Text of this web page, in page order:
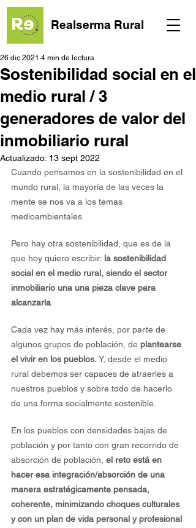
Realserma Rural
Sostenibilidad social en el
medio rural / 3
generadores de valor del
inmobiliario rural
26 dic 2021 4 min de lectura
Actualizado: 13 sept 2022
Cuando pensamos en la sostenibilidad en el
mundo rural, la mayoría de las veces la
mente se nos va a los temas
medioambientales.
Pero hay otra sostenibilidad, que es de la
que hoy quiero escribir: la sostenibilidad
social en el medio rural, siendo el sector
inmobiliario una una pieza clave para
alcanzarla
Cada vez hay más interés, por parte de
algunos grupos de población, de plantearse
el vivir en los pueblos. Y, desde el medio
rural debemos ser capaces de atraerles a
nuestros pueblos y sobre todo de hacerlo
de una forma socialmente sostenible.
En los pueblos con densidades bajas de
población y por tanto con gran recorrido de
absorción de población, el reto está en
hacer esa integración/absorción de una
manera estratégicamente pensada,
coherente, minimizando choques culturales
y con un plan de vida personal y profesional